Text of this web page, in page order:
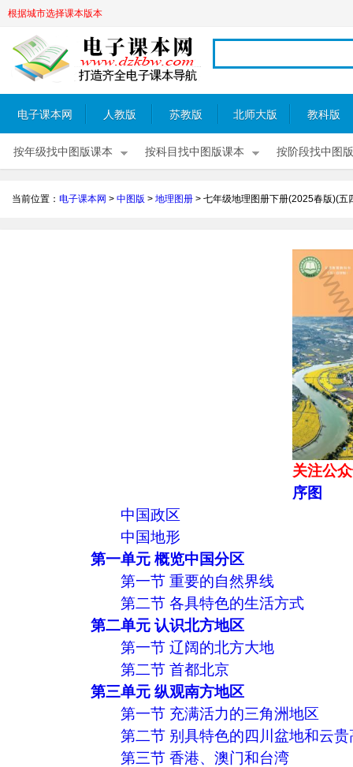
根据城市选择课本版本
电子课本网 人教版 苏教版 北师大版 教科版
按年级找中图版课本 按科目找中图版课本 按阶段找中图
当前位置： 电子课本网 > 中图版 > 地理图册 > 七年级地理图册下册(2025春版)(五
关注公
序图
中国政区
中国地形
第一单元 概览中国分区
第一节 重要的自然界线
第二节 各具特色的生活方式
第二单元 认识北方地区
第一节 辽阔的北方大地
第二节 首都北京
第三单元 纵观南方地区
第一节 充满活力的三角洲地区
第二节 别具特色的四川盆地和云贵
第三节 香港、澳门和台湾